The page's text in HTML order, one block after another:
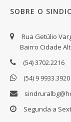
SOBRE O
Rua Getúlio
Bairro Cidade
(54) 3702.2216
(54) 9 9933.3920
Segunda a